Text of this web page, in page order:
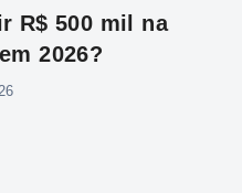
R$ 500 mil na
2026?